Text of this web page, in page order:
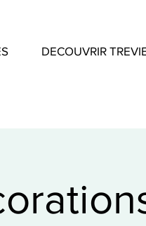
DECOUVRIR